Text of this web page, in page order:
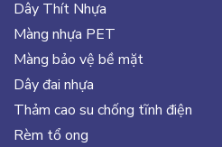
Dây Thít Nhựa
Màng nhựa PET
Màng bảo vệ bề mặt
Dây đai nhựa
Thảm cao su chống tĩnh điện
Rèm tổ ong